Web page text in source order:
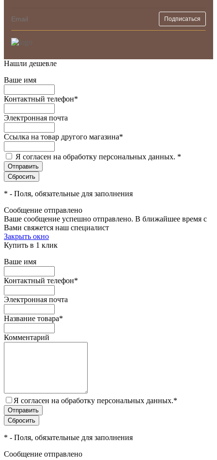
Нашли дешевле
Ваше имя
Контактный телефон*
Электронная почта
Ссылка на товар другого магазина*
Я согласен на обработку персональных данных. *
* - Поля, обязательные для заполнения
Сообщение отправлено
Ваше сообщение успешно отправлено. В ближайшее время с
Вами свяжется наш специалист
Закрыть окно
Купить в 1 клик
Ваше имя
Контактный телефон*
Электронная почта
Название товара*
Комментарий
Я согласен на обработку персональных данных.*
* - Поля, обязательные для заполнения
Сообщение отправлено